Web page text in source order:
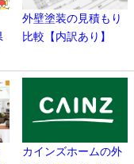
外壁塗装の見積もり
比較【内訳あり】
カインズホームの外